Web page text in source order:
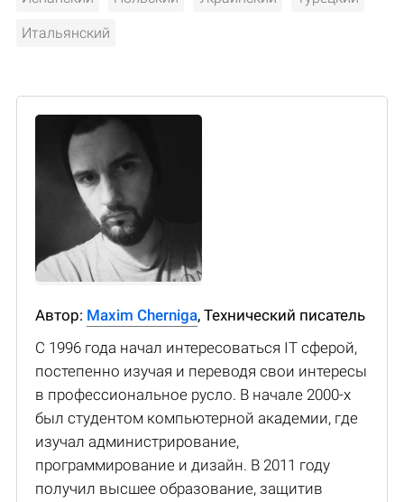
Итальянский
Автор: Maxim Cherniga, Технический писатель
С 1996 года начал интересоваться IT сферой,
постепенно изучая и переводя свои интересы
в профессиональное русло. В начале 2000-х
был студентом компьютерной академии, где
изучал администрирование,
программирование и дизайн. В 2011 году
получил высшее образование, защитив